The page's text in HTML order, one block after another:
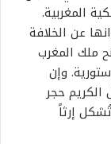
المغربية.
عن الخلافة
ملك المغرب
وإن
حجر
إرثاً